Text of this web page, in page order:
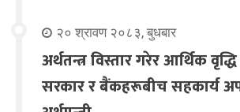
२० श्रावण २०८३, बुधबार
अर्थतन्त्र विस्तार गरेर आर्थिक
सरकार र बैंकहरूबीच सहकार्य